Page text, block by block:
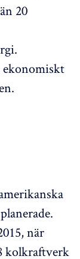
20
när
kolkraftverk